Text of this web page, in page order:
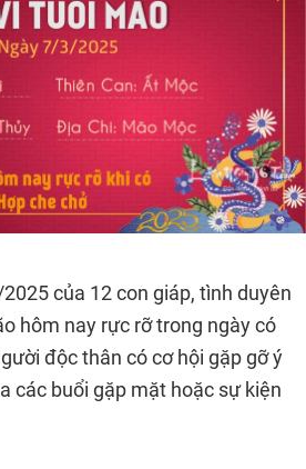
của 12 con giáp, tình duyên
hôm nay rực rỡ trong ngày có
độc thân có cơ hội gặp gỡ ý
các buổi gặp mặt hoặc sự kiện